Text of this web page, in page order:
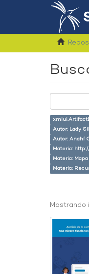
Autor: Lady
Autor: Anahí
Materia:
Materia:
Materia:
Mostrando